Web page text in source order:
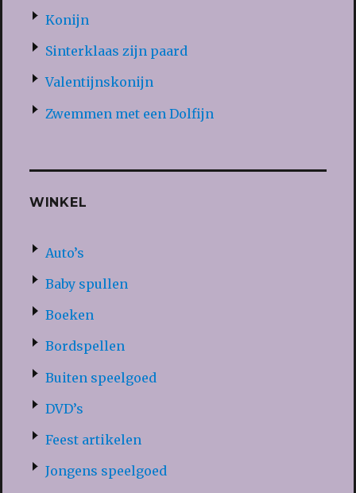
Konijn
Sinterklaas zijn paard
Valentijnskonijn
Zwemmen met een Dolfijn
WINKEL
Auto’s
Baby spullen
Boeken
Bordspellen
Buiten speelgoed
DVD’s
Feest artikelen
Jongens speelgoed